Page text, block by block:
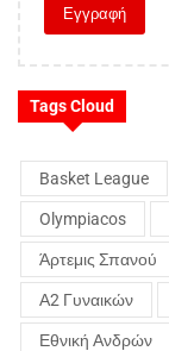
Tags Cloud
Basket League
Olympiacos
Άρτεμις Σπανού
Α2 Γυναικών
Εθνική Ανδρών